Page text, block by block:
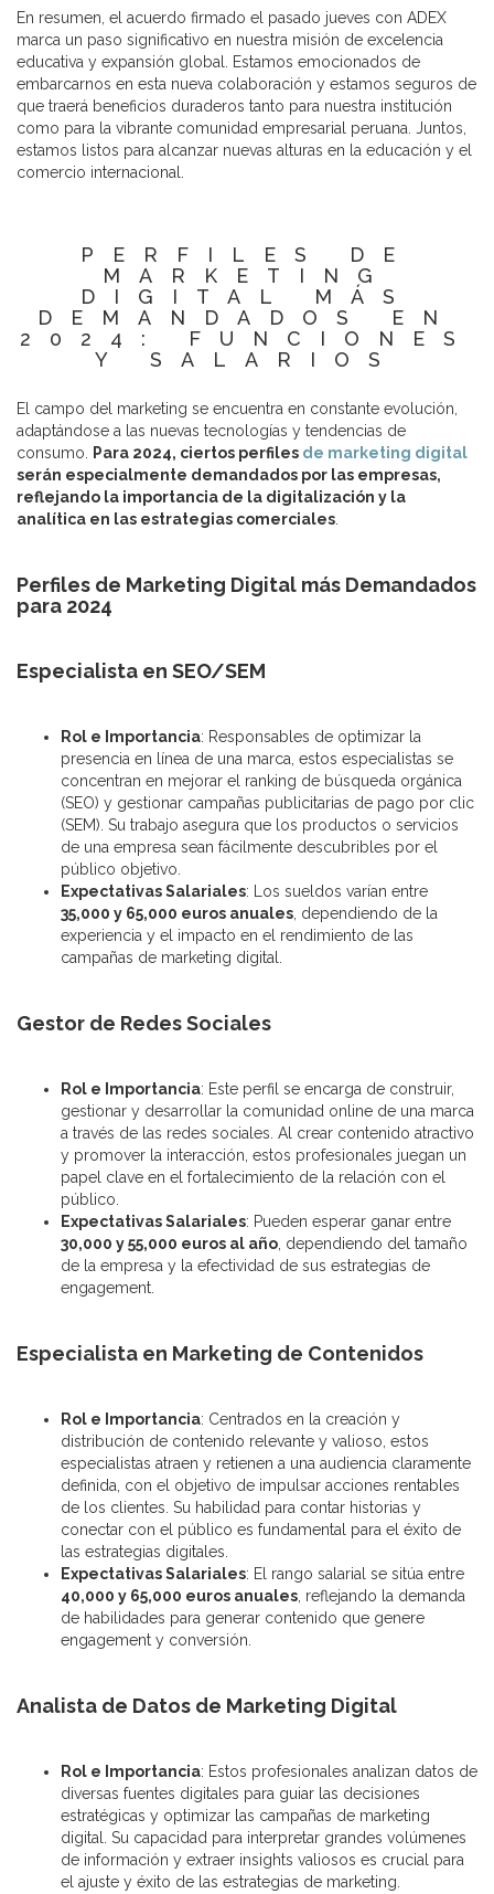
En resumen, el acuerdo firmado el pasado jueves con ADEX
marca un paso significativo en nuestra misión de excelencia
educativa y expansión global. Estamos emocionados de
embarcarnos en esta nueva colaboración y estamos seguros de
que traerá beneficios duraderos tanto para nuestra institución
como para la vibrante comunidad empresarial peruana. Juntos,
estamos listos para alcanzar nuevas alturas en la educación y el
comercio internacional.
PERFILES DE
MARKETING
DIGITAL MÁS
DEMANDADOS EN
2024: FUNCIONES
Y SALARIOS
El campo del marketing se encuentra en constante evolución,
adaptándose a las nuevas tecnologías y tendencias de
consumo.
Para 2024, ciertos perfiles de marketing digital
serán especialmente demandados por las empresas,
reflejando la importancia de la digitalización y la
analítica en las estrategias comerciales
Perfiles de Marketing Digital más Demandados
para 2024
Especialista en SEO/SEM
Rol e Importancia: Responsables de optimizar la
presencia en línea de una marca, estos especialistas se
concentran en mejorar el ranking de búsqueda orgánica
(SEO) y gestionar campañas publicitarias de pago por clic
(SEM). Su trabajo asegura que los productos o servicios
de una empresa sean fácilmente descubribles por el
público objetivo.
Expectativas Salariales: Los sueldos varían entre
35,000 y 65,000 euros anuales , dependiendo de la
experiencia y el impacto en el rendimiento de las
campañas de marketing digital.
Gestor de Redes Sociales
Rol e Importancia: Este perfil se encarga de construir,
gestionar y desarrollar la comunidad online de una marca
a través de las redes sociales. Al crear contenido atractivo
y promover la interacción, estos profesionales juegan un
papel clave en el fortalecimiento de la relación con el
público.
Expectativas Salariales: Pueden esperar ganar entre
30,000 y 55,000 euros al año , dependiendo del tamaño
de la empresa y la efectividad de sus estrategias de
engagement.
Especialista en Marketing de Contenidos
Rol e Importancia: Centrados en la creación y
distribución de contenido relevante y valioso, estos
especialistas atraen y retienen a una audiencia claramente
definida, con el objetivo de impulsar acciones rentables
de los clientes. Su habilidad para contar historias y
conectar con el público es fundamental para el éxito de
las estrategias digitales.
Expectativas Salariales: El rango salarial se sitúa entre
40,000 y 65,000 euros anuales , reflejando la demanda
de habilidades para generar contenido que genere
engagement y conversión.
Analista de Datos de Marketing Digital
Rol e Importancia: Estos profesionales analizan datos de
diversas fuentes digitales para guiar las decisiones
estratégicas y optimizar las campañas de marketing
digital. Su capacidad para interpretar grandes volúmenes
de información y extraer insights valiosos es crucial para
el ajuste y éxito de las estrategias de marketing.